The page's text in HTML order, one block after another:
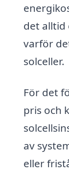
det alltid
varför
solceller.
För det
pris och
av
eller